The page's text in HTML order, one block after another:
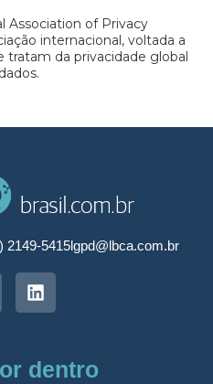
Association of Privacy
internacional, voltada a
tratam da privacidade global
2149-5415lgpd@lbca.com.br
dentro